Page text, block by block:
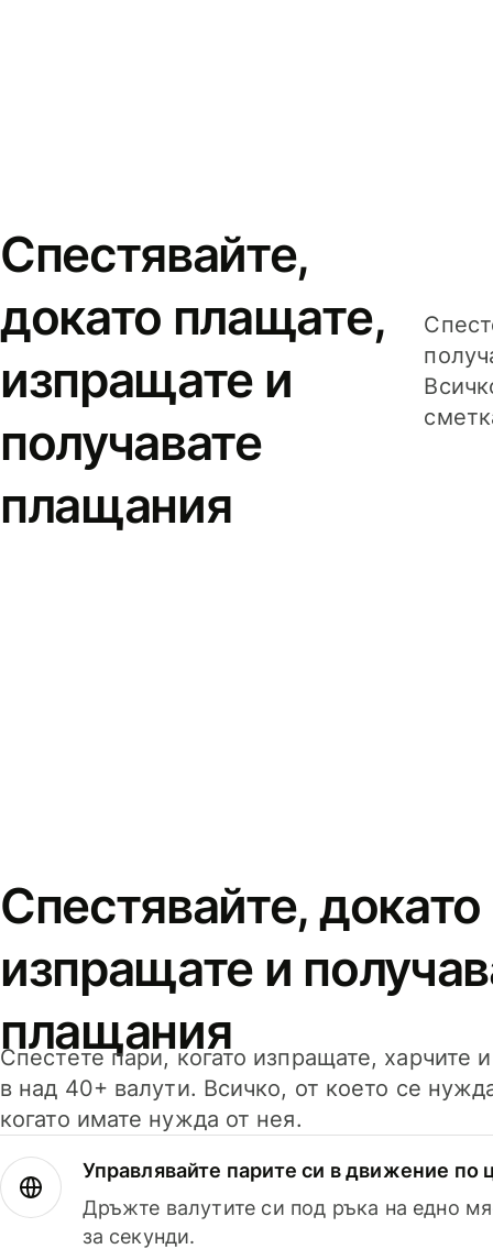
Спестявайте,
докато плащате,
изпращате и
получавате
плащания
Спестявайте,
изпращате и
плащания
Спестете пари, когато изпращате, харчите
в над 40+ валути. Всичко, от което се
когато имате нужда от нея.
Управлявайте парите си в движение по
Дръжте валутите си под ръка на едно
за секунди.